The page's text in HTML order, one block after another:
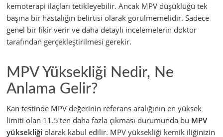
kemoterapi ilaçları tetikleyebilir. Ancak MPV düşüklüğü tek
başına bir hastalığın belirtisi olarak görülmemelidir. Sadece
genel bir fikir verir ve daha detaylı incelemelerin doktor
tarafından gerçekleştirilmesi gerekir.
MPV Yüksekliği Nedir, Ne
Anlama Gelir?
Kan testinde MPV değerinin referans aralığının en yüksek
limiti olan 11.5'ten daha fazla çıkması durumunda bu MPV
yüksekliği olarak kabul edilir. MPV yüksekliği kemik iliğinizin